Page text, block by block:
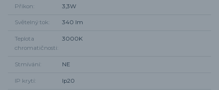
Příkon 3,3W
Světelný tok 340 lm
Teplota
chromatičnosti
3000K
Stmívání NE
IP krytí Ip20